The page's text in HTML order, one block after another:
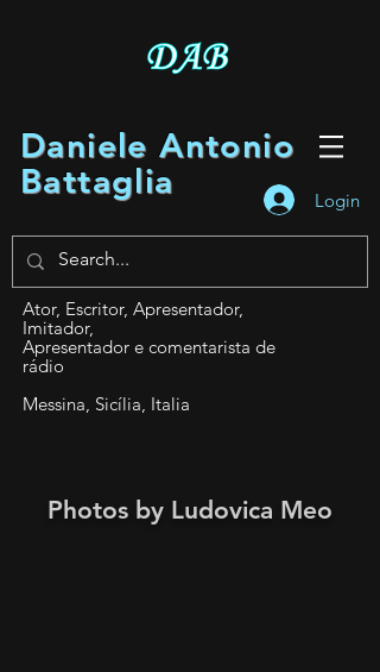
Daniele Antonio
Battaglia
Login
Ator, Escritor, Apresentador,
Imitador,
Apresentador e comentarista de
rádio
Messina, Sicília, Italia
Photos by Ludovica Meo